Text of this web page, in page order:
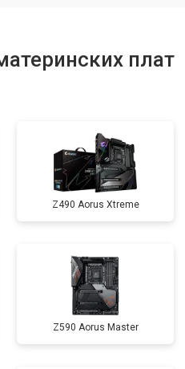
плат
Z490 Aorus Xtreme
Z590 Aorus Master